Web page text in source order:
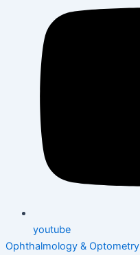
youtube
Ophthalmology & Optometry